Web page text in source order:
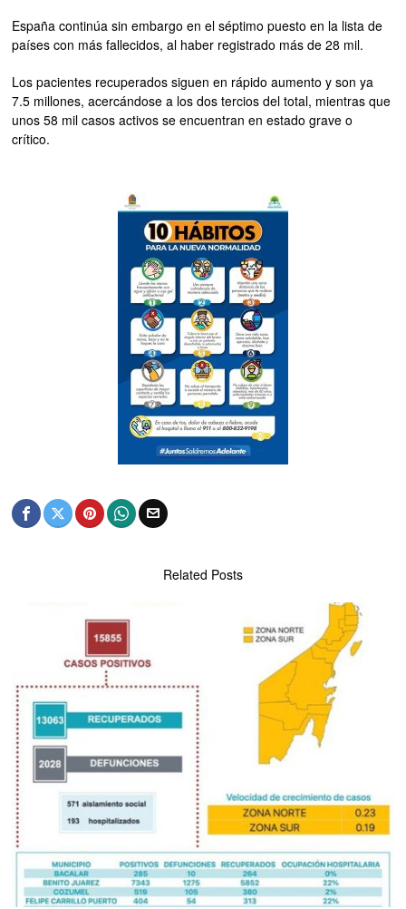
España continúa sin embargo en el séptimo puesto en la lista de
países con más fallecidos, al haber registrado más de 28 mil.
Los pacientes recuperados siguen en rápido aumento y son ya
7.5 millones, acercándose a los dos tercios del total, mientras que
unos 58 mil casos activos se encuentran en estado grave o
crítico.
Related Posts